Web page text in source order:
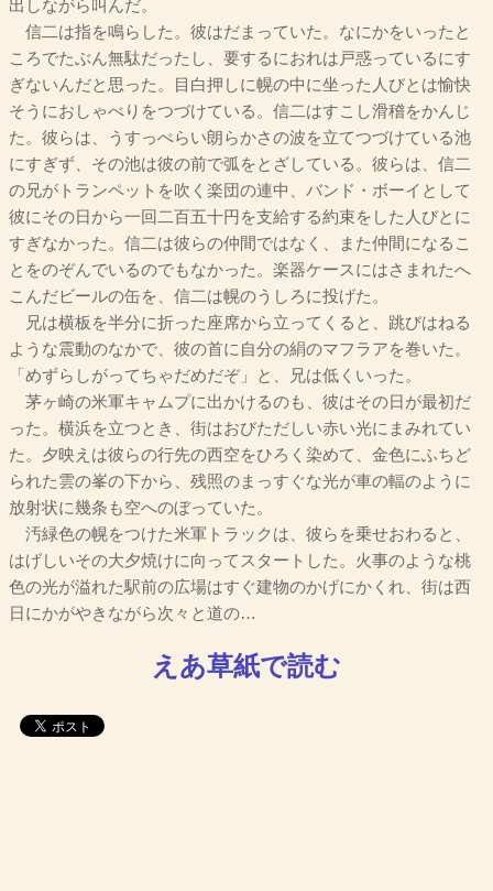
出しながら叫んだ。
信二は指を鳴らした。彼はだまっていた。なにかをいったと
ころでたぶん無駄だったし、要するにおれは戸惑っているにす
ぎないんだと思った。目白押しに幌の中に坐った人びとは愉快
そうにおしゃべりをつづけている。信二はすこし滑稽をかんじ
た。彼らは、うすっぺらい朗らかさの波を立てつづけている池
にすぎず、その池は彼の前で弧をとざしている。彼らは、信二
の兄がトランペットを吹く楽団の連中、バンド・ボーイとして
彼にその日から一回二百五十円を支給する約束をした人びとに
すぎなかった。信二は彼らの仲間ではなく、また仲間になるこ
とをのぞんでいるのでもなかった。楽器ケースにはさまれたへ
こんだビールの缶を、信二は幌のうしろに投げた。
兄は横板を半分に折った座席から立ってくると、跳びはねる
ような震動のなかで、彼の首に自分の絹のマフラアを巻いた。
「めずらしがってちゃだめだぞ」と、兄は低くいった。
茅ヶ崎の米軍キャムプに出かけるのも、彼はその日が最初だ
った。横浜を立つとき、街はおびただしい赤い光にまみれてい
た。夕映えは彼らの行先の西空をひろく染めて、金色にふちど
られた雲の峯の下から、残照のまっすぐな光が車の輻のように
放射状に幾条も空へのぼっていた。
汚緑色の幌をつけた米軍トラックは、彼らを乗せおわると、
はげしいその大夕焼けに向ってスタートした。火事のような桃
色の光が溢れた駅前の広場はすぐ建物のかげにかくれ、街は西
日にかがやきながら次々と道の…
えあ草紙で読む